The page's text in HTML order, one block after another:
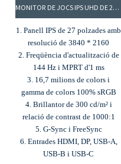
MONITOR DE JOCS IPS UHD DE 27 POLZADES I 144 HZ, MONITOR 4K, MONITOR 3840 * 2160: CG27DUI-144 HZ
1. Panell IPS de 27 polzades amb
resolució de 3840 * 2160
2. Freqüència d'actualització de
144 Hz i MPRT d'1 ms
3. 16,7 milions de colors i
gamma de colors 100% sRGB
4. Brillantor de 300 cd/m² i
relació de contrast de 1000:1
5. G-Sync i FreeSync
6. Entrades HDMI, DP, USB-A,
USB-B i USB-C